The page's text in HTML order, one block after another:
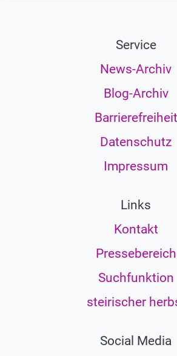
Service
News-Archiv
Blog-Archiv
Barrierefreiheit
Datenschutz
Impressum
Links
Kontakt
Pressebereich
Suchfunktion
steirischer
Social Media